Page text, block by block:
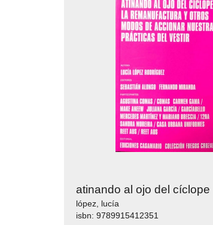
atinando al ojo del cíclope
lópez, lucía
isbn: 9789915412351